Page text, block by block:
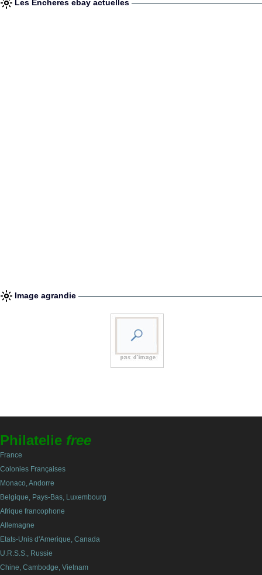
Les Encheres ebay actuelles
Image agrandie
Philatelie free
France
Colonies Françaises
Monaco, Andorre
Belgique, Pays-Bas, Luxembourg
Afrique francophone
Allemagne
Etats-Unis d'Amerique, Canada
U.R.S.S., Russie
Chine, Cambodge, Vietnam